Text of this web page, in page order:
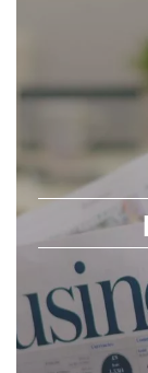
מהנדסים,
conference